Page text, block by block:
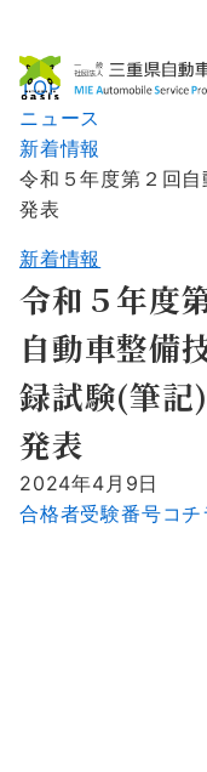
TOP
ニュース
新着情報
令和５年度第２回
発表
新着情報
令和５年度
自動車整備
録試験(筆記
発表
2024年4月9日
合格者受験番号コチ